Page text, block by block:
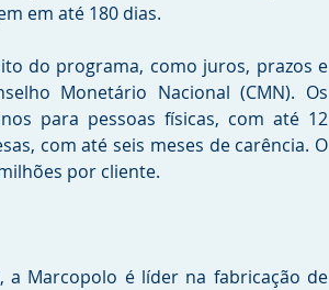
em até 180 dias.
do programa, como juros, prazos e
Monetário Nacional (CMN). Os
para pessoas físicas, com até 12
com até seis meses de carência. O
por cliente.
a Marcopolo é líder na fabricação de